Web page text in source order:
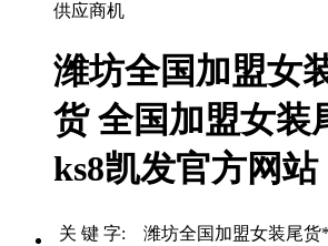
供应商机
潍坊全国加盟女
货 全国加盟女装
ks8凯发官方网站
关 键 字: 潍坊全国加盟女装尾货